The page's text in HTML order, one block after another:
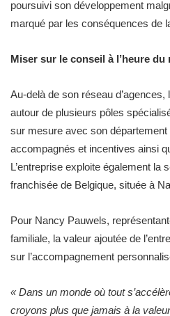
poursuivi son développement
marqué par les conséquences de
Miser sur le conseil à l’heure du
Au-delà de son réseau d’agences,
autour de plusieurs pôles
sur mesure avec son
accompagnés et incentives ainsi
L’entreprise exploite également la
franchisée de Belgique, située à
Pour Nancy Pauwels,
familiale, la valeur ajoutée de
sur l’accompagnement
« Dans un monde où tout
croyons plus que jamais à la